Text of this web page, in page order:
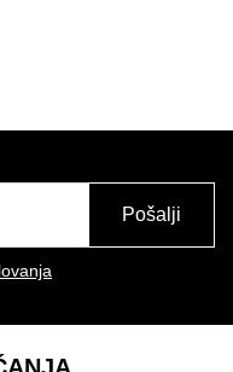
Pošalji